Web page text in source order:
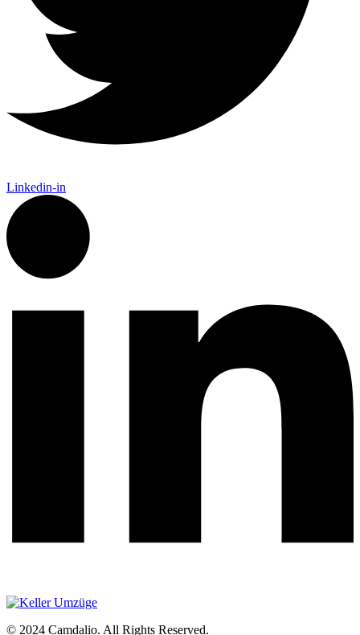
Linkedin-in
© 2024 Camdalio. All Rights Reserved.